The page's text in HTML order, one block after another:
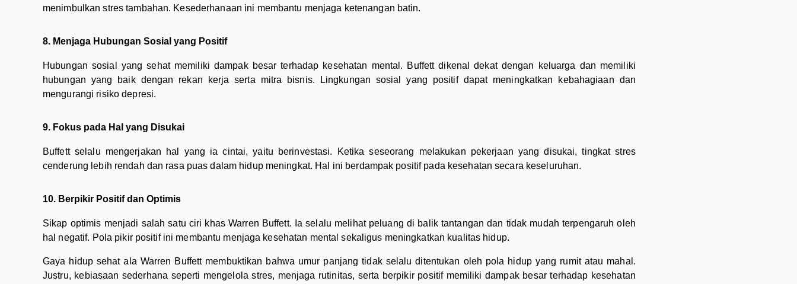
menimbulkan stres tambahan. Kesederhanaan ini membantu menjaga ketenangan batin.
8. Menjaga Hubungan Sosial yang Positif
Hubungan sosial yang sehat memiliki dampak besar terhadap kesehatan mental. Buffett dikenal dekat dengan keluarga dan memiliki
hubungan yang baik dengan rekan kerja serta mitra bisnis. Lingkungan sosial yang positif dapat meningkatkan kebahagiaan dan
mengurangi risiko depresi.
9. Fokus pada Hal yang Disukai
Buffett selalu mengerjakan hal yang ia cintai, yaitu berinvestasi. Ketika seseorang melakukan pekerjaan yang disukai, tingkat stres
cenderung lebih rendah dan rasa puas dalam hidup meningkat. Hal ini berdampak positif pada kesehatan secara keseluruhan.
10. Berpikir Positif dan Optimis
Sikap optimis menjadi salah satu ciri khas Warren Buffett. Ia selalu melihat peluang di balik tantangan dan tidak mudah terpengaruh oleh
hal negatif. Pola pikir positif ini membantu menjaga kesehatan mental sekaligus meningkatkan kualitas hidup.
Gaya hidup sehat ala Warren Buffett membuktikan bahwa umur panjang tidak selalu ditentukan oleh pola hidup yang rumit atau mahal.
Justru, kebiasaan sederhana seperti mengelola stres, menjaga rutinitas, serta berpikir positif memiliki dampak besar terhadap kesehatan